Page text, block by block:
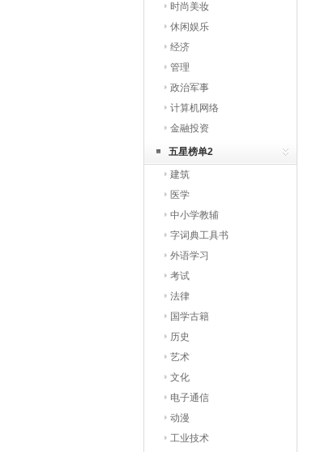
时尚美妆
休闲娱乐
经济
管理
政治军事
计算机网络
金融投资
五星榜单2
建筑
医学
中小学教辅
字词典工具书
外语学习
考试
法律
国学古籍
历史
艺术
文化
电子通信
动漫
工业技术